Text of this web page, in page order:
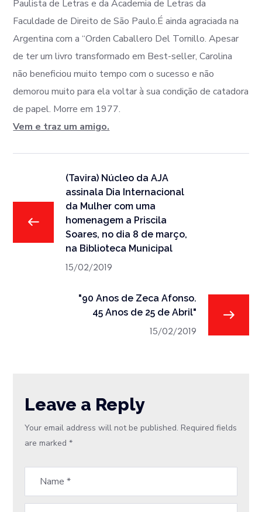
Paulista de Letras e da Academia de Letras da
Faculdade de Direito de São Paulo.É ainda agraciada na
Argentina com a “Orden Caballero Del Tornillo. Apesar
de ter um livro transformado em Best-seller, Carolina
não beneficiou muito tempo com o sucesso e não
demorou muito para ela voltar à sua condição de catadora
de papel. Morre em 1977.
Vem e traz um amigo.
(Tavira) Núcleo da AJA
assinala Dia Internacional
da Mulher com uma
homenagem a Priscila
Soares, no dia 8 de março,
na Biblioteca Municipal
15/02/2019
"90 Anos de Zeca Afonso.
45 Anos de 25 de Abril"
15/02/2019
Leave a Reply
Your email address will not be published. Required fields
are marked*